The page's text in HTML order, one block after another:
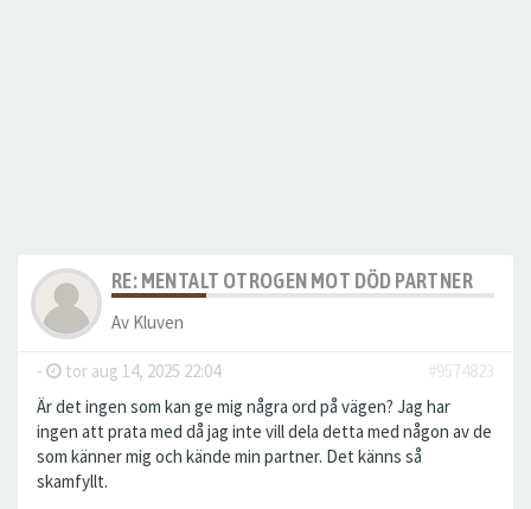
RE: MENTALT OTROGEN MOT DÖD PARTNER
Av Kluven
- tor aug 14, 2025 22:04
#9574823
Är det ingen som kan ge mig några ord på vägen? Jag har
ingen att prata med då jag inte vill dela detta med någon av de
som känner mig och kände min partner. Det känns så
skamfyllt.